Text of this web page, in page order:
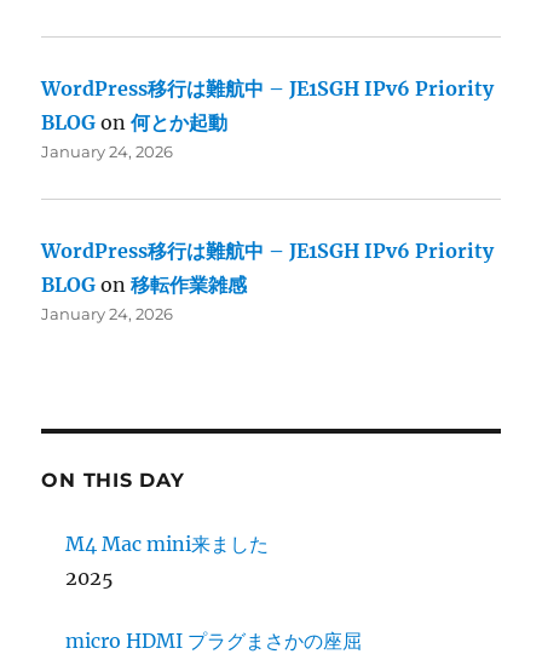
WordPress移行は難航中 – JE1SGH IPv6 Priority
BLOG on何とか起動
January 24, 2026
WordPress移行は難航中 – JE1SGH IPv6 Priority
BLOG on移転作業雑感
January 24, 2026
ON THIS DAY
M4 Mac mini来ました
2025
micro HDMI プラグまさかの座屈